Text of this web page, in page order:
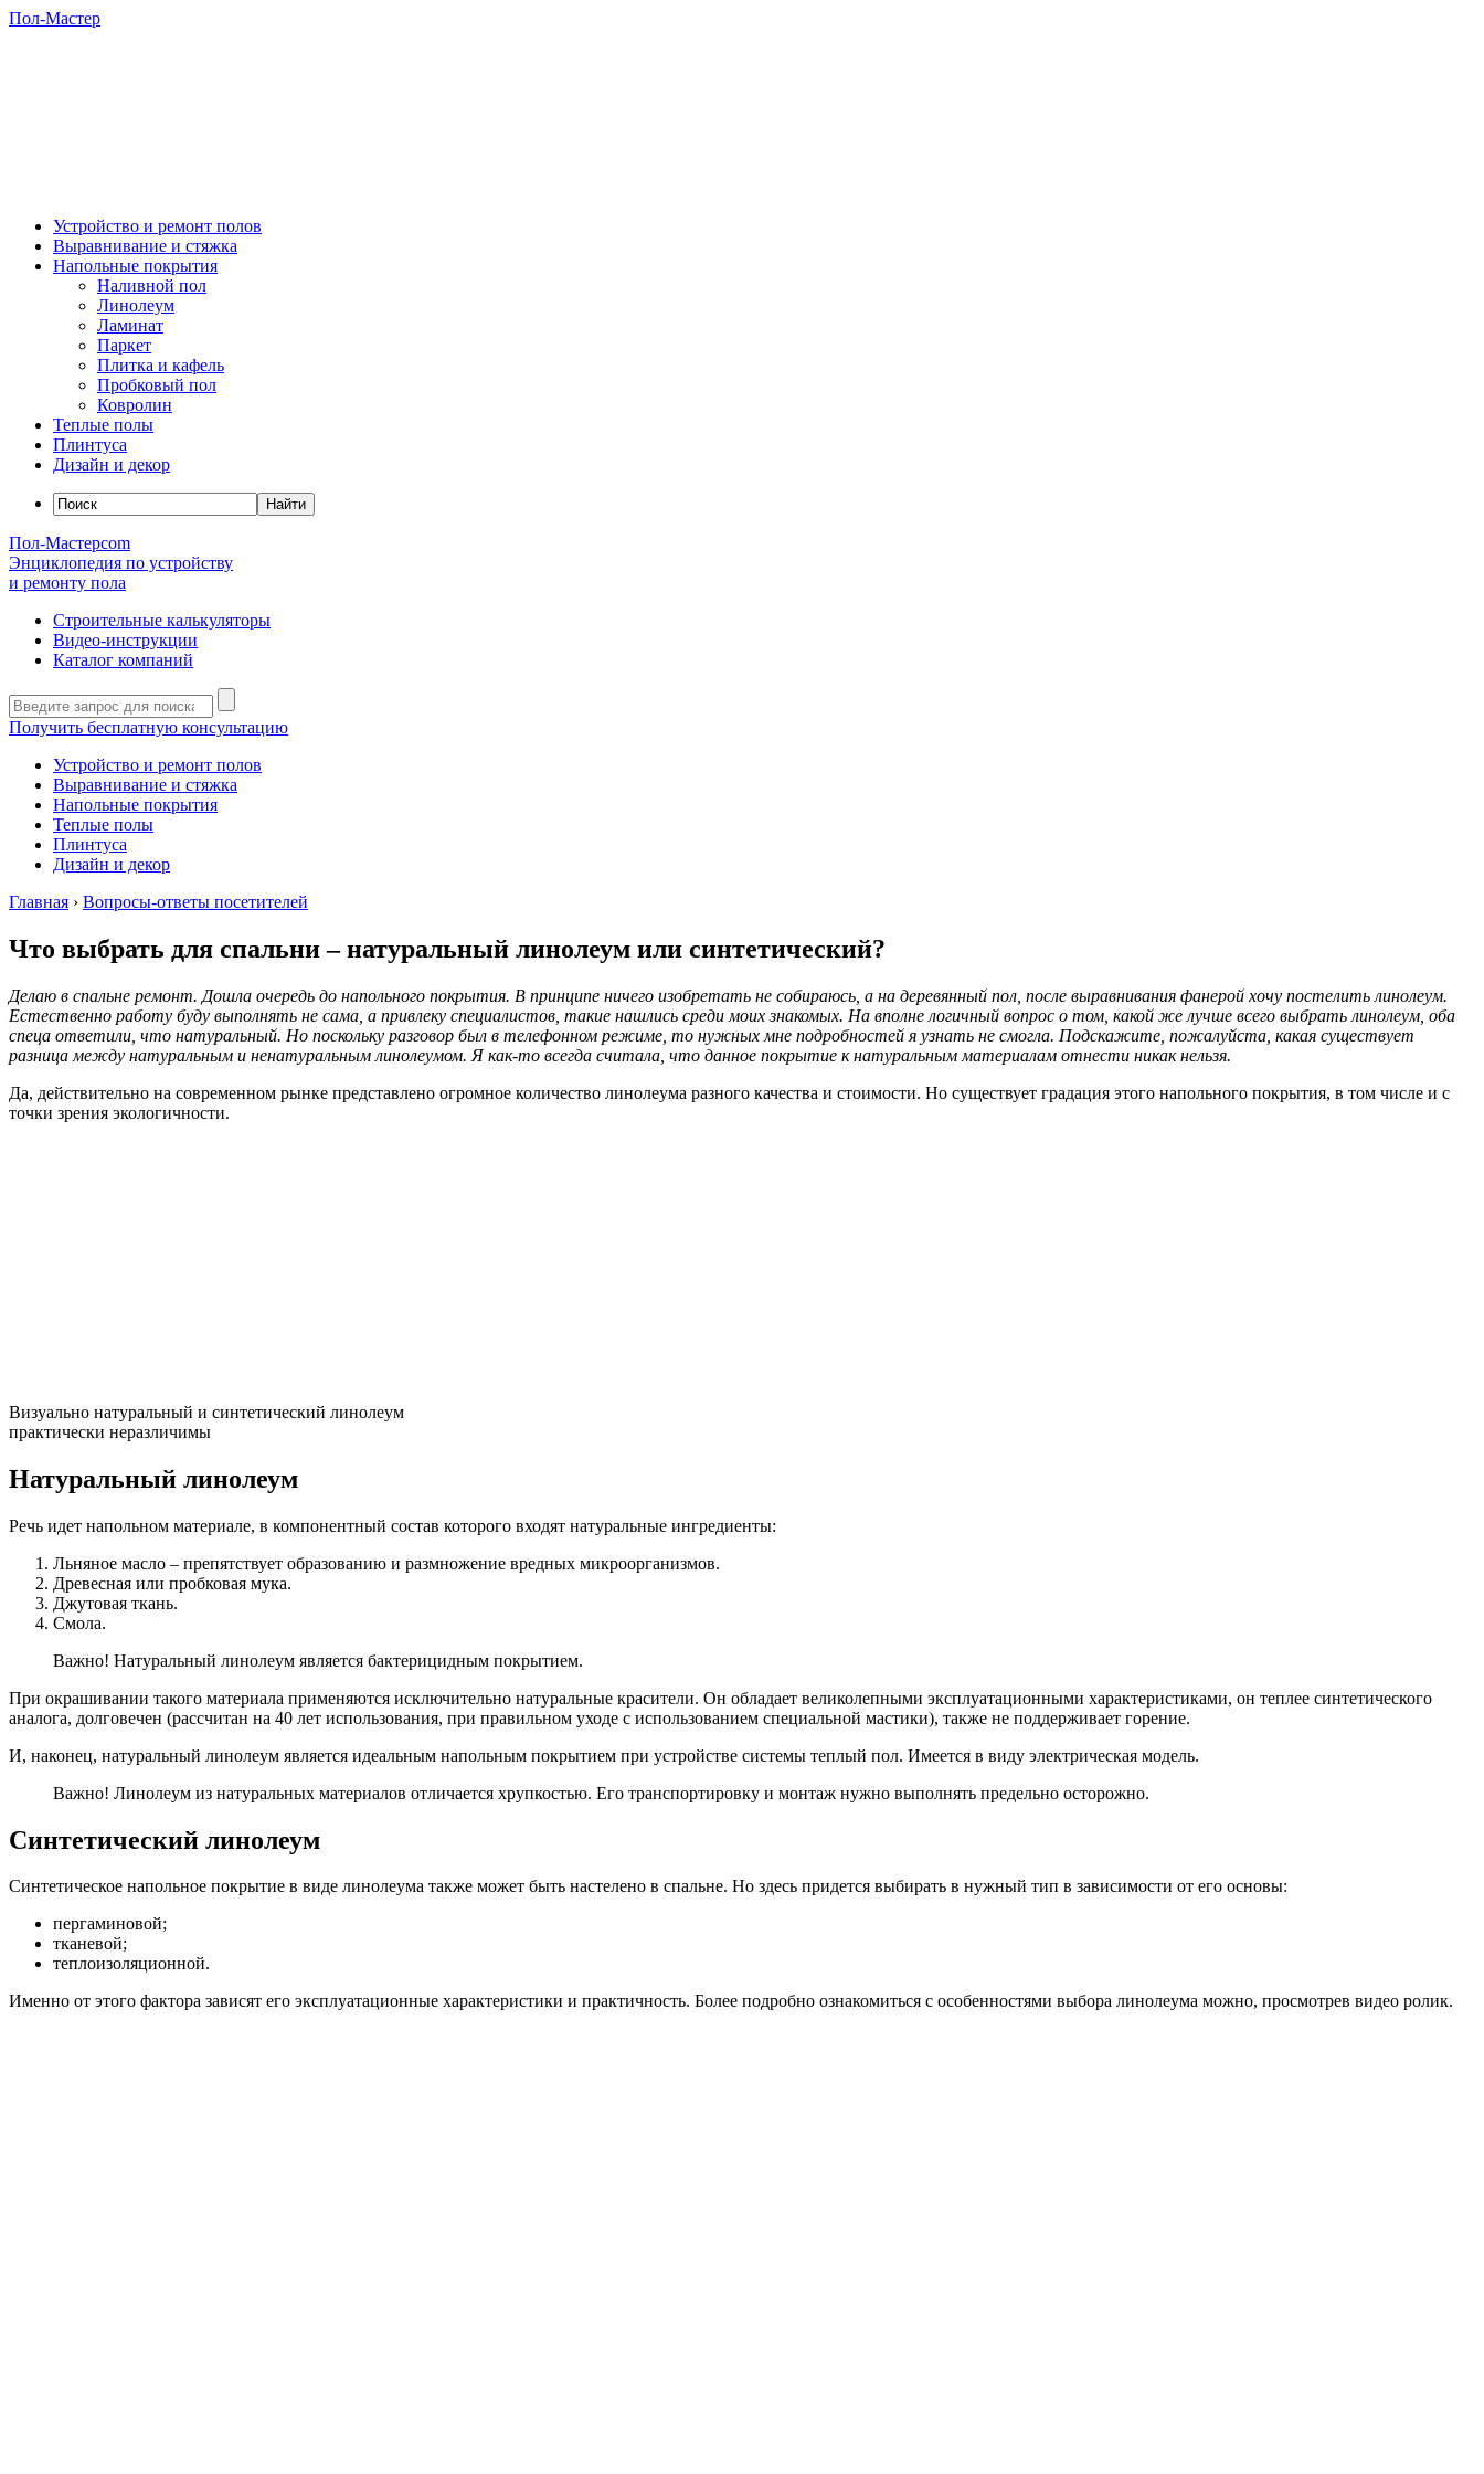
Пол-Мастер
Устройство и ремонт полов
Выравнивание и стяжка
Напольные покрытия
Наливной пол
Линолеум
Ламинат
Паркет
Плитка и кафель
Пробковый пол
Ковролин
Теплые полы
Плинтуса
Дизайн и декор
Пол-Мастерcom
Энциклопедия по устройству
и ремонту пола
Строительные калькуляторы
Видео-инструкции
Каталог компаний
Получить бесплатную консультацию
Устройство и ремонт полов
Выравнивание и стяжка
Напольные покрытия
Теплые полы
Плинтуса
Дизайн и декор
Главная › Вопросы-ответы посетителей
Что выбрать для спальни – натуральный линолеум или синтетический?
Делаю в спальне ремонт. Дошла очередь до напольного покрытия. В принципе ничего изобретать не собираюсь, а на деревянный пол, после выравнивания фанерой хочу постелить линолеум.
Естественно работу буду выполнять не сама, а привлеку специалистов, такие нашлись среди моих знакомых. На вполне логичный вопрос о том, какой же лучше всего выбрать линолеум, оба
спеца ответили, что натуральный. Но поскольку разговор был в телефонном режиме, то нужных мне подробностей я узнать не смогла. Подскажите, пожалуйста, какая существует
разница между натуральным и ненатуральным линолеумом. Я как-то всегда считала, что данное покрытие к натуральным материалам отнести никак нельзя.
Да, действительно на современном рынке представлено огромное количество линолеума разного качества и стоимости. Но существует градация этого напольного покрытия, в том числе и с
точки зрения экологичности.
Визуально натуральный и синтетический линолеум
практически неразличимы
Натуральный линолеум
Речь идет напольном материале, в компонентный состав которого входят натуральные ингредиенты:
Льняное масло – препятствует образованию и размножение вредных микроорганизмов.
Древесная или пробковая мука.
Джутовая ткань.
Смола.
Важно! Натуральный линолеум является бактерицидным покрытием.
При окрашивании такого материала применяются исключительно натуральные красители. Он обладает великолепными эксплуатационными характеристиками, он теплее синтетического
аналога, долговечен (рассчитан на 40 лет использования, при правильном уходе с использованием специальной мастики), также не поддерживает горение.
И, наконец, натуральный линолеум является идеальным напольным покрытием при устройстве системы теплый пол. Имеется в виду электрическая модель.
Важно! Линолеум из натуральных материалов отличается хрупкостью. Его транспортировку и монтаж нужно выполнять предельно осторожно.
Синтетический линолеум
Синтетическое напольное покрытие в виде линолеума также может быть настелено в спальне. Но здесь придется выбирать в нужный тип в зависимости от его основы:
пергаминовой;
тканевой;
теплоизоляционной.
Именно от этого фактора зависят его эксплуатационные характеристики и практичность. Более подробно ознакомиться с особенностями выбора линолеума можно, просмотрев видео ролик.